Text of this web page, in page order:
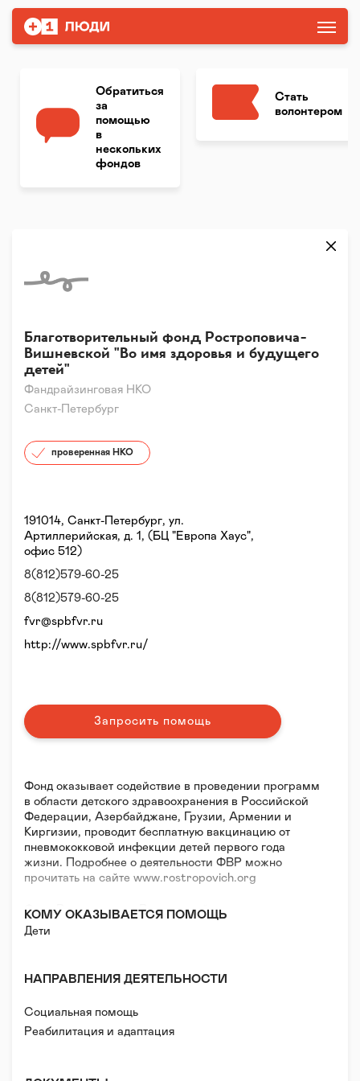
Обратиться
за
помощью
в
нескольких
фондов
Стать
волонтером
Фандрайзинговая НКО
Благотворительный фонд Ростроповича-
Вишневской "Во имя здоровья и будущего
детей"
Санкт-Петербург
проверенная НКО
Фонд оказывает содействие в проведении программ
в области детского здравоохранения в Российской
Федерации, Азербайджане, Грузии, Армении и
Киргизии, проводит бесплатную вакцинацию от
пневмококковой инфекции детей первого года
жизни. Подробнее о деятельности ФВР можно
прочитать на сайте www.rostropovich.org
Фонд Ростроповича-Вишневской проводит
благотворительные программы по охране здоровья
детей в России, начиная с момента учреждения
посвящена улучшению здоровья и благополучия
детского населения.
КОМУ ОКАЗЫВАЕТСЯ ПОМОЩЬ
Дети
НАПРАВЛЕНИЯ ДЕЯТЕЛЬНОСТИ
Социальная помощь
Реабилитация и адаптация
191014, Санкт-Петербург, ул.
Артиллерийская, д. 1, (БЦ "Европа Хаус",
офис 512)
8(812)579-60-25
8(812)579-60-25
fvr@spbfvr.ru
http://www.spbfvr.ru/
Запросить помощь